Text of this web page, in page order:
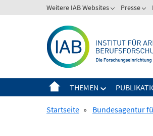
zum
Weitere IAB Websites Presse
THEMEN
Startseite » Bundesagentur